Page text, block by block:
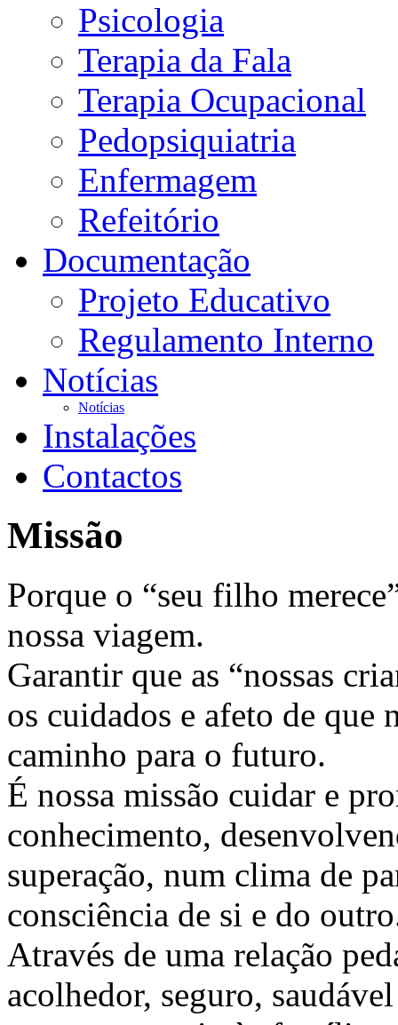
Psicologia
Terapia da Fala
Terapia Ocupacional
Pedopsiquiatria
Enfermagem
Refeitório
Documentação
Projeto Educativo
Regulamento Interno
Notícias
Notícias
Instalações
Contactos
Missão
Porque o “seu filho
nossa viagem.
Garantir que as “nossas
os cuidados e afeto de que
caminho para o futuro.
É nossa missão cuidar e
conhecimento,
superação, num clima de
consciência de si e do
Através de uma relação
acolhedor, seguro,